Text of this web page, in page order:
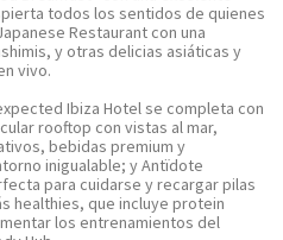
todos los sentidos de quienes
Restaurant con una
y otras delicias asiáticas y
vivo.
Ibiza Hotel se completa con
rooftop con vistas al mar,
bebidas premium y
inigualable; y Antïdote
para cuidarse y recargar pilas
healthies, que incluye protein
los entrenamientos del